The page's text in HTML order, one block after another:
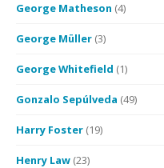
George Matheson (4)
George Müller (3)
George Whitefield (1)
Gonzalo Sepúlveda (49)
Harry Foster (19)
Henry Law (23)